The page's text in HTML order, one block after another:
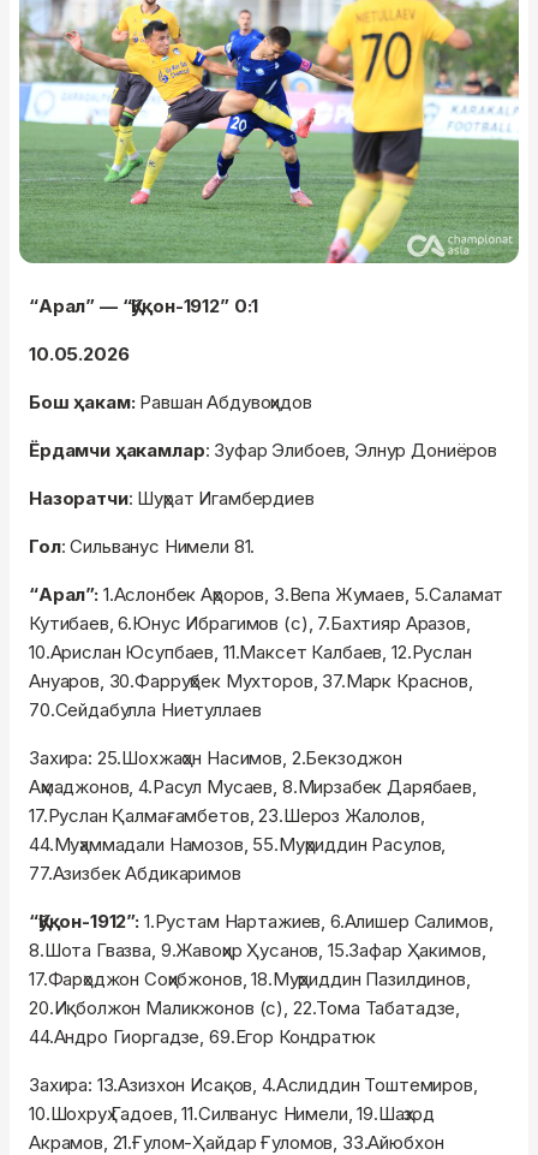
“Арал” — “Қўқон-1912” 0:1
10.05.2026
Бош ҳакам:Равшан Абдувоҳидов
Ёрдамчи ҳакамлар: Зуфар Элибоев, Элнур Дониёров
Назоратчи: Шуҳрат Игамбердиев
Гол: Сильванус Нимели 81.
“Арал”: 1.Аслонбек Аҳроров, 3.Вепа Жумаев, 5.Саламат
Кутибаев, 6.Юнус Ибрагимов (с), 7.Бахтияр Аразов,
10.Арислан Юсупбаев, 11.Максет Калбаев, 12.Руслан
Ануаров, 30.Фарруҳбек Мухторов, 37.Марк Краснов,
70.Сейдабулла Ниетуллаев
Захира: 25.Шохжаҳон Насимов, 2.Бекзоджон
Аҳмаджонов, 4.Расул Мусаев, 8.Мирзабек Дарябаев,
17.Руслан Қалмағамбетов, 23.Шероз Жалолов,
44.Муҳаммадали Намозов, 55.Муҳриддин Расулов,
77.Азизбек Абдикаримов
“Қўқон-1912”: 1.Рустам Нартажиев, 6.Алишер Салимов,
8.Шота Гвазва, 9.Жавоҳир Ҳусанов, 15.Зафар Ҳакимов,
17.Фарҳоджон Соҳибжонов, 18.Муҳриддин Пазилдинов,
20.Иқболжон Маликжонов (с), 22.Тома Табатадзе,
44.Андро Гиоргадзе, 69.Егор Кондратюк
Захира: 13.Азизхон Исақов, 4.Аслиддин Тоштемиров,
10.Шохруҳ Гадоев, 11.Силванус Нимели, 19.Шаҳзод
Акрамов, 21.Ғулом-Ҳайдар Ғуломов, 33.Айюбхон